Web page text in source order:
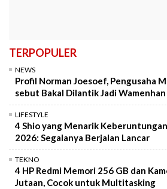
TERPOPULER
NEWS
Profil Norman Joesoef, Pengusaha
sebut Bakal Dilantik Jadi Wamenhan
LIFESTYLE
4 Shio yang Menarik
2026: Segalanya Berjalan Lancar
TEKNO
4 HP Redmi Memori 256 GB dan
Jutaan, Cocok untuk Multitasking